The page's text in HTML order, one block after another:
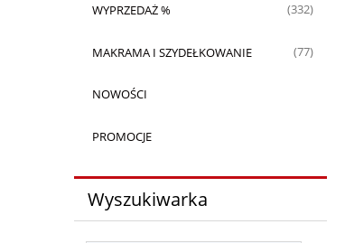
WYPRZEDAŻ % (332)
MAKRAMA I SZYDEŁKOWANIE (77)
NOWOŚCI
PROMOCJE
Wyszukiwarka